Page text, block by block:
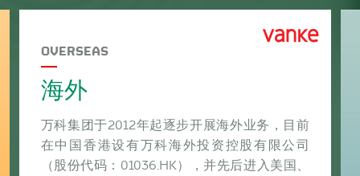
OVERSEAS
海外
万科集团于2012年起逐步开展海外业务，目前
在中国香港设有万科海外投资控股有限公司
（股份代码：01036.HK），并先后进入美国、